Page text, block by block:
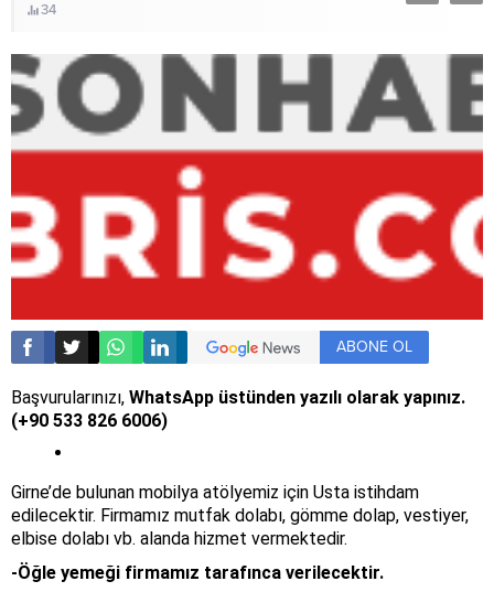
34
ABONE OL
Başvurularınızı, WhatsApp üstünden yazılı olarak yapınız.
(+90 533 826 6006)
Girne’de bulunan mobilya atölyemiz için Usta istihdam
edilecektir. Firmamız mutfak dolabı, gömme dolap, vestiyer,
elbise dolabı vb. alanda hizmet vermektedir.
-Öğle yemeği firmamız tarafınca verilecektir.